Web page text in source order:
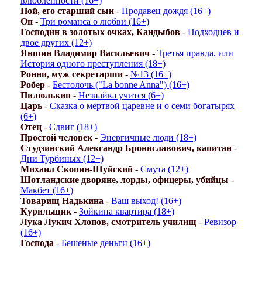
Ной, его старший сын - Продавец дождя (16+)
Он - Три романса о любви (16+)
Господин в золотых очках, Кандыбов - Подходцев и
двое других (12+)
Яншин Владимир Васильевич - Третья правда, или
История одного преступления (18+)
Ронни, муж секретарши - №13 (16+)
Робер - Бестолочь ("La bonne Anna") (16+)
Пилюлькин - Незнайка учится (6+)
Царь - Сказка о мертвой царевне и о семи богатырях
(6+)
Отец - Сдвиг (18+)
Простой человек - Энергичные люди (18+)
Студзинский Александр Брониславович, капитан -
Дни Турбиных (12+)
Михаил Скопин-Шуйский - Смута (12+)
Шотландские дворяне, лорды, офицеры, убийцы -
Макбет (16+)
Товарищ Надькина - Ваш выход! (16+)
Курильщик - Зойкина квартира (18+)
Лука Лукич Хлопов, смотритель училищ - Ревизор
(16+)
Господа - Бешеные деньги (16+)